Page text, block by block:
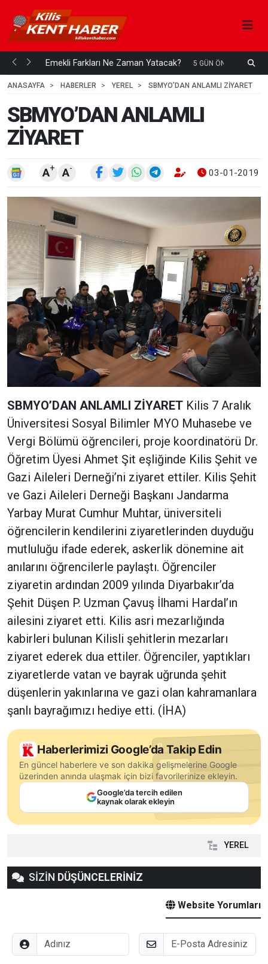
mi... Emekli Farkları Ne Zaman Yatacak? 5 GÜN ÖNCE
ANASAYFA
HABERLER YEREL SBMYO’DAN ANLAMLI ZİYARET
SBMYO’DAN ANLAMLI
ZİYARET
A+ A- 03-01-2019
SBMYO’DAN ANLAMLI ZİYARET Kilis 7 Aralık
Üniversitesi Sosyal Bilimler MYO Muhasebe ve
Vergi Bölümü öğrencileri, proje koordinatörü Dr.
Öğretim Üyesi Ahmet Şit eşliğinde Kilis Şehit ve
Gazi Aileleri Derneği’ni ziyaret ettiler. Kilis Şehit
ve Gazi Aileleri Derneği Başkanı Jandarma
Yarbay Murat Cumhur Muhtar, üniversiteli
öğrencilerin kendilerini ziyaretlerinden duyduğu
mutluluğu ifade ederek, askerlik dönemine ait
anılarını öğrencilerle paylaştı. Öğrenciler
ziyaretin ardından 2009 yılında Diyarbakır’da
Şehit Düşen P. Uzman Çavuş İlhami Hardal’ın
ailesini ziyaret etti. Kilis asri mezarlığında
kabirleri bulunan Kilisli şehitlerin mezarları
ziyaret ederek dua ettiler. Öğrenciler, yaptıkları
ziyaretlerde vatan ve bayrak uğrunda şehit
düşenlerin yakınlarına ve gazi olan kahramanlara
şanlı bayrağımızı hediye etti. (İHA)
Haberlerimizi Google’da Takip Edin
En güncel haberlere ve son dakika gelişmelerine Google
üzerinden anında ulaşmak için bizi favorilerinize ekleyin.
Google’da tercih edilen
kaynak olarak ekleyin
YEREL
SİZİN DÜŞÜNCELERİNİZ
Website Yorumları
Adınız E-Posta